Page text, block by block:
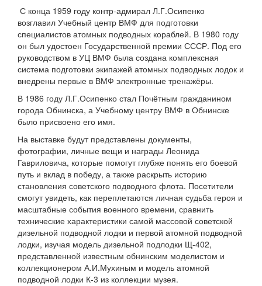
С конца 1959 году контр-адмирал Л.Г.Осипенко
возглавил Учебный центр ВМФ для подготовки
специалистов атомных подводных кораблей. В 1980 году
он был удостоен Государственной премии СССР. Под его
руководством в УЦ ВМФ была создана комплексная
система подготовки экипажей атомных подводных лодок и
внедрены первые в ВМФ электронные тренажёры.
В 1986 году Л.Г.Осипенко стал Почётным гражданином
города Обнинска, а Учебному центру ВМФ в Обнинске
было присвоено его имя.
На выставке будут представлены документы,
фотографии, личные вещи и награды Леонида
Гавриловича, которые помогут глубже понять его боевой
путь и вклад в победу, а также раскрыть историю
становления советского подводного флота. Посетители
смогут увидеть, как переплетаются личная судьба героя и
масштабные события военного времени, сравнить
технические характеристики самой массовой советской
дизельной подводной лодки и первой атомной подводной
лодки, изучая модель дизельной подлодки Щ-402,
представленной известным обнинским моделистом и
коллекционером А.И.Мухиным и модель атомной
подводной лодки К-3 из коллекции музея.